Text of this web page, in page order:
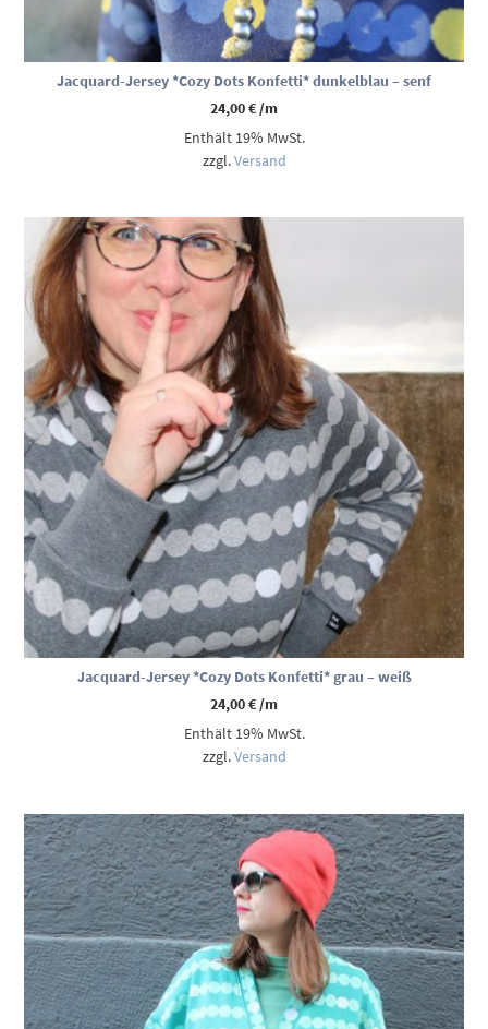
Jacquard-Jersey *Cozy Dots Konfetti* dunkelblau – senf
24,00€/m
Enthält 19% MwSt.
zzgl.Versand
Jacquard-Jersey *Cozy Dots Konfetti* grau – weiß
24,00€/m
Enthält 19% MwSt.
zzgl.Versand